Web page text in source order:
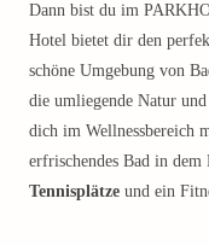
Dann bist du im
Hotel bietet dir den
schöne Umgebung von
die umliegende Natur
dich im Wellnessbereich
erfrischendes Bad in
Tennisplätze und ein